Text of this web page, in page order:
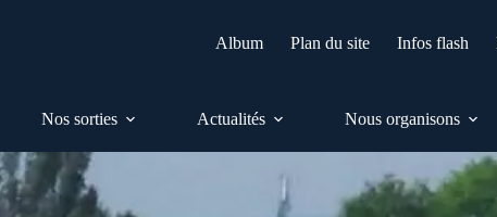
Album Plan du site Infos flash
Nos sorties Actualités Nous organisons